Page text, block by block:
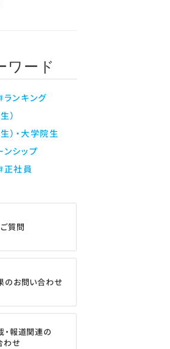
ワード
ランキング
）
）・大学院生
ンシップ
正社員
質問
のお問い合わせ
・報道関連の
わせ